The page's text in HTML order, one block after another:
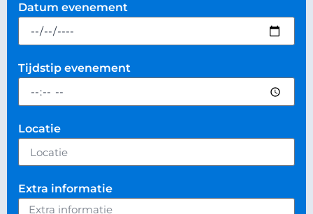
Datum evenement
Tijdstip evenement
Locatie
Extra informatie